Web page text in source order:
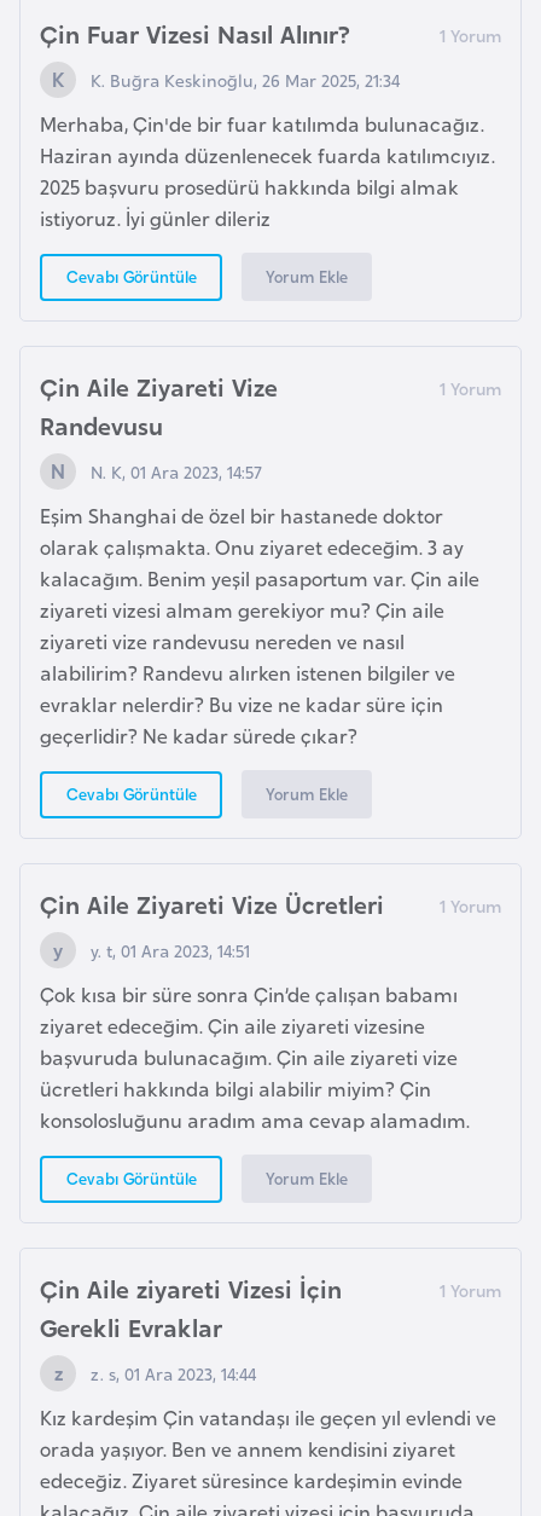
Çin Fuar Vizesi Nasıl Alınır?
K. Buğra Keskinoğlu, 26 Mar 2025, 21:34
Merhaba, Çin'de bir fuar katılımda bulunacağız.
Haziran ayında düzenlenecek fuarda katılımcıyız.
2025 başvuru prosedürü hakkında bilgi almak
istiyoruz. İyi günler dileriz
Cevabı Görüntüle Yorum Ekle
Çin Aile Ziyareti Vize
Randevusu
N. K, 01 Ara 2023, 14:57
Eşim Shanghai de özel bir hastanede doktor
olarak çalışmakta. Onu ziyaret edeceğim. 3 ay
kalacağım. Benim yeşil pasaportum var. Çin aile
ziyareti vizesi almam gerekiyor mu? Çin aile
ziyareti vize randevusu nereden ve nasıl
alabilirim? Randevu alırken istenen bilgiler ve
evraklar nelerdir? Bu vize ne kadar süre için
geçerlidir? Ne kadar sürede çıkar?
Cevabı Görüntüle Yorum Ekle
Çin Aile Ziyareti Vize Ücretleri
y. t, 01 Ara 2023, 14:51
Çok kısa bir süre sonra Çin’de çalışan babamı
ziyaret edeceğim. Çin aile ziyareti vizesine
başvuruda bulunacağım. Çin aile ziyareti vize
ücretleri hakkında bilgi alabilir miyim? Çin
konsolosluğunu aradım ama cevap alamadım.
Cevabı Görüntüle Yorum Ekle
Çin Aile ziyareti Vizesi İçin
Gerekli Evraklar
z. s, 01 Ara 2023, 14:44
Kız kardeşim Çin vatandaşı ile geçen yıl evlendi ve
orada yaşıyor. Ben ve annem kendisini ziyaret
edeceğiz. Ziyaret süresince kardeşimin evinde
B
e
l
ç
i
B
e
n
i
n
B
o
s
n
a
H
e
e
k
B
u
l
g
a
r
i
s
a
n
B
u
r
k
i
n
a